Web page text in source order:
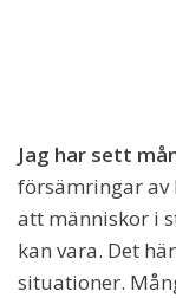
Jag har sett
försämringar av
att människor i
kan vara. Det
situationer.